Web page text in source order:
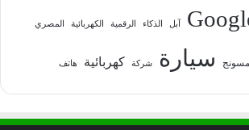
آبل الذكاء الرقمية الكهربائية المصري
سيارة شركة كهربائية هاتف